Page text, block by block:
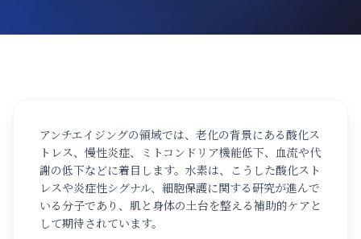
アンチエイジングの領域では、老化の背景にある酸化ス
トレス、慢性炎症、ミトコンドリア機能低下、血流や代
謝の低下などに着目します。水素は、こうした酸化スト
レスや炎症性シグナル、細胞保護に関する研究が進んで
いる分子であり、肌と身体の土台を整える補助的ケアと
して期待されています。